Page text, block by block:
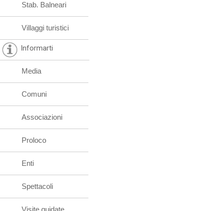
Stab. Balneari
Villaggi turistici
Informarti
Media
Comuni
Associazioni
Proloco
Enti
Spettacoli
Visite guidate